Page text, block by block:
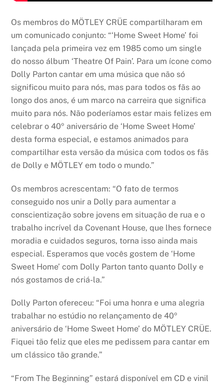
Os membros do MÖTLEY CRÜE compartilharam em
um comunicado conjunto: “‘Home Sweet Home’ foi
lançada pela primeira vez em 1985 como um single
do nosso álbum ‘Theatre Of Pain’. Para um ícone como
Dolly Parton cantar em uma música que não só
significou muito para nós, mas para todos os fãs ao
longo dos anos, é um marco na carreira que significa
muito para nós. Não poderíamos estar mais felizes em
celebrar o 40º aniversário de ‘Home Sweet Home’
desta forma especial, e estamos animados para
compartilhar esta versão da música com todos os fãs
de Dolly e MÖTLEY em todo o mundo.”
Os membros acrescentam: “O fato de termos
conseguido nos unir a Dolly para aumentar a
conscientização sobre jovens em situação de rua e o
trabalho incrível da Covenant House, que lhes fornece
moradia e cuidados seguros, torna isso ainda mais
especial. Esperamos que vocês gostem de ‘Home
Sweet Home’ com Dolly Parton tanto quanto Dolly e
nós gostamos de criá-la.”
Dolly Parton ofereceu: “Foi uma honra e uma alegria
trabalhar no estúdio no relançamento de 40º
aniversário de ‘Home Sweet Home’ do MÖTLEY CRÜE.
Fiquei tão feliz que eles me pedissem para cantar em
um clássico tão grande.”
“From The Beginning” estará disponível em CD e vinil